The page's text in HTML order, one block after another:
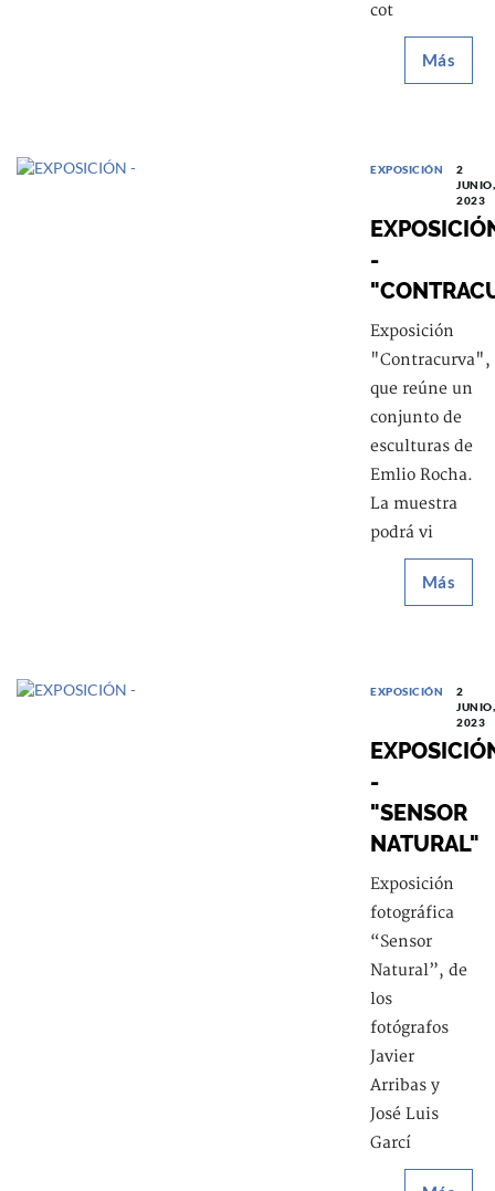
cot
Más
EXPOSICIÓN
2
JUNIO,
2023
-
Exposición
"Contracurva",
que reúne un
conjunto de
esculturas de
Emlio Rocha.
La muestra
podrá vi
Más
EXPOSICIÓN
2
JUNIO,
2023
-
"SENSOR
NATURAL"
Exposición
fotográfica
“Sensor
Natural”, de
los
fotógrafos
Javier
Arribas y
José Luis
Garcí